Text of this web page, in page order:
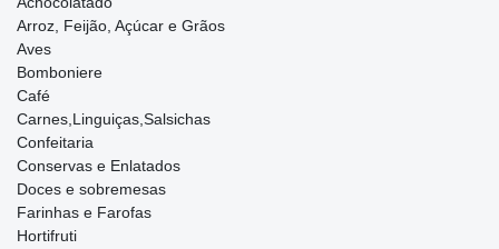
Arroz, Feijão, Açúcar e Grãos
Aves
Bomboniere
Café
Carnes,Linguiças,Salsichas
Confeitaria
Conservas e Enlatados
Doces e sobremesas
Farinhas e Farofas
Hortifruti